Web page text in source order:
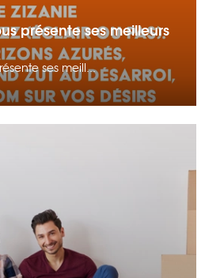
présente ses meilleurs
ses meill...